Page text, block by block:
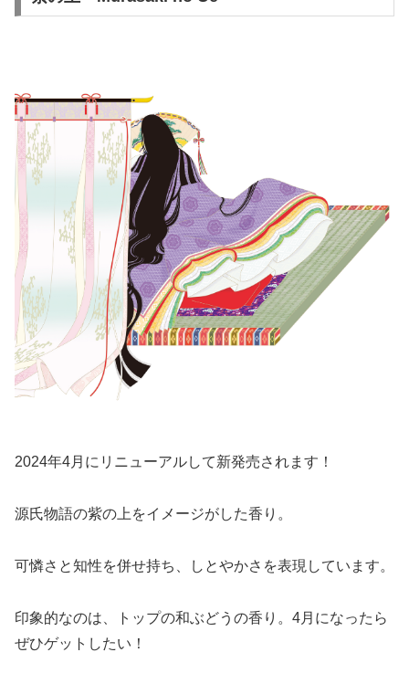
2024年4月にリニューアルして新発売されます！
源氏物語の紫の上をイメージがした香り。
可憐さと知性を併せ持ち、しとやかさを表現しています。
印象的なのは、トップの和ぶどうの香り。4月になったら
ぜひゲットしたい！